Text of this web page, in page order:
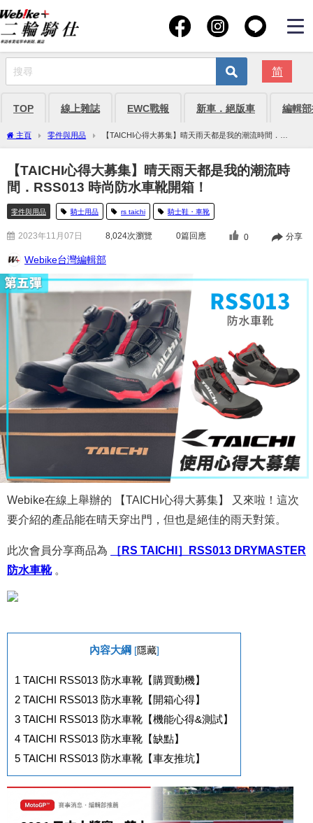
简
TOP 線上雜誌 EWC戰報 新車．絕版車 編輯
主頁 零件與用品
【TAICHI心得大募集】晴天雨天都是我的潮流時間．
RSS013 時尚防水車靴開箱！
【TAICHI心得大募集】晴天雨天都是我的潮流時
間．RSS013 時尚防水車靴開箱！
零件與用品 騎士用品 rs taichi 騎士鞋・車靴
2023年11月07日 8,024次瀏覽 0篇回應 0 分享
Webike台灣編輯部
Webike在線上舉辦的 【TAICHI心得大募集】 又來啦！這次
要介紹的產品能在晴天穿出門，但也是絕佳的雨天對策。
此次會員分享商品為
［RS TAICHI］RSS013 DRYMASTER
防水車靴。
內容大綱 [隱藏]
1 TAICHI RSS013 防水車靴【購買動機】
2 TAICHI RSS013 防水車靴【開箱心得】
3 TAICHI RSS013 防水車靴【機能心得&測試】
4 TAICHI RSS013 防水車靴【缺點】
5 TAICHI RSS013 防水車靴【車友推坑】